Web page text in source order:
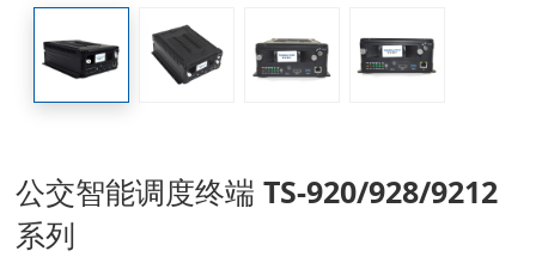
公交智能调度终端 TS-920/928/9212
系列